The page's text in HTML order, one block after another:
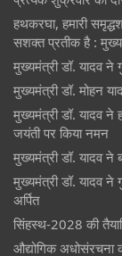
हथकरघा, हमारी
सशक्त प्रतीक है :
मुख्यमंत्री डॉ. यादव ने
मुख्यमंत्री डॉ. मोहन
मुख्यमंत्री डॉ. यादव ने
जयंती पर किया नमन
मुख्यमंत्री डॉ. यादव ने
मुख्यमंत्री डॉ. यादव ने
अर्पित
सिंहस्थ-2028 की
औद्योगिक अधोसंरचना